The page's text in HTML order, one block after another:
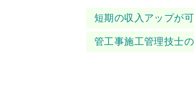
短期の収入アップが可
管工事施工管理技士